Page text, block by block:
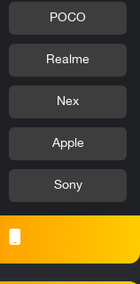
POCO
Realme
Nex
Apple
Sony